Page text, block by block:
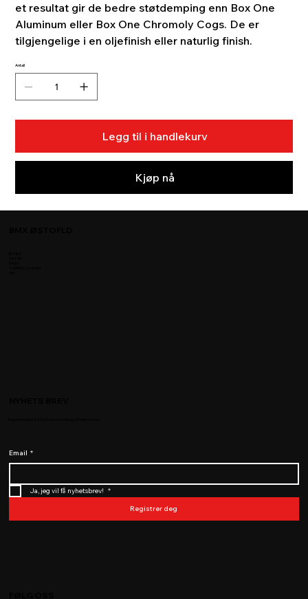
et resultat gir de bedre støtdemping enn Box One
Aluminum eller Box One Chromoly Cogs. De er
tilgjengelige i en oljefinish eller naturlig finish.
Antall
Legg til i handlekurv
Kjøp nå
Email *
Ja, jeg vil få nyhetsbrev! *
Registrer deg